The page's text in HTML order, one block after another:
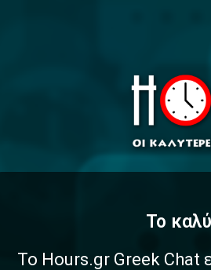
To
Το Hours.gr Greek Chat